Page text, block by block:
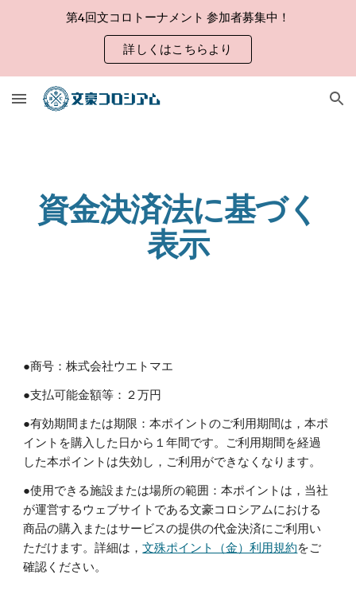
第4回文コロトーナメント 参加者募集中！
詳しくはこちらより
資金決済法に基づく
表示
●商号：株式会社ウエトマエ
●支払可能金額等：２万円
●有効期間または期限：本ポイントのご利用期間は，本ポ
イントを購入した日から１年間です。ご利用期間を経過
した本ポイントは失効し，ご利用ができなくなります。
●使用できる施設または場所の範囲：本ポイントは，当社
が運営するウェブサイトである文豪コロシアムにおける
商品の購入またはサービスの提供の代金決済にご利用い
ただけます。詳細は，文殊ポイント（金）利用規約をご
確認ください。